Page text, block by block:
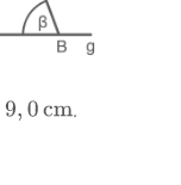
.